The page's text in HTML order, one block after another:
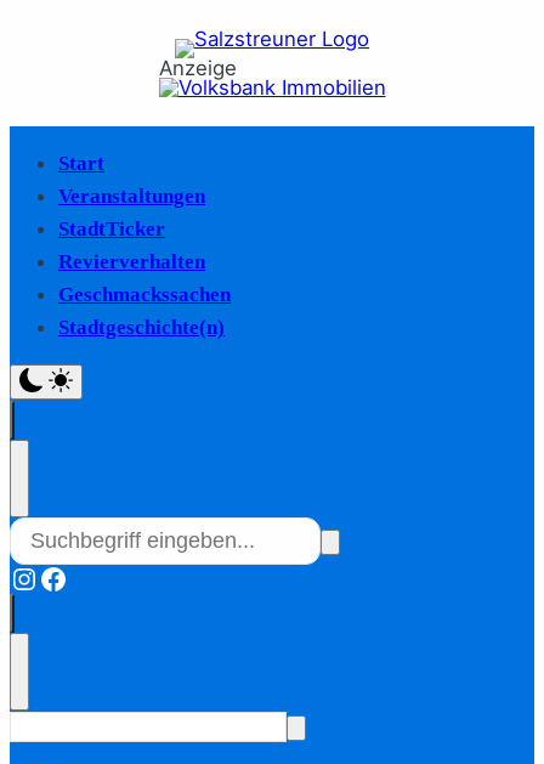
Anzeige
Start
Veranstaltungen
StadtTicker
Revierverhalten
Geschmackssachen
Stadtgeschichte(n)
Instagram
Facebook